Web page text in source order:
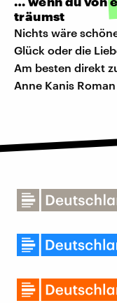
träumst
Nichts wäre
Glück oder die
Am besten direkt
Anne Kanis